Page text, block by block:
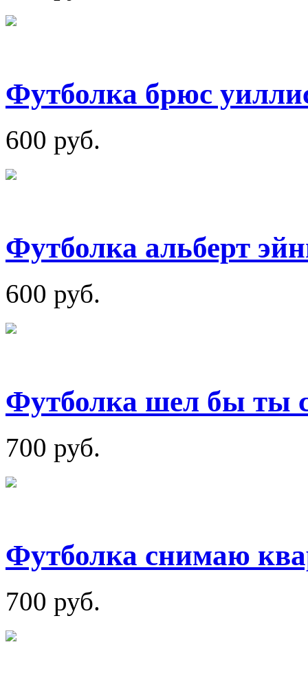
Футболка брюс
600 руб.
Футболка альберт
600 руб.
Футболка шел бы ты
700 руб.
Футболка снимаю
700 руб.